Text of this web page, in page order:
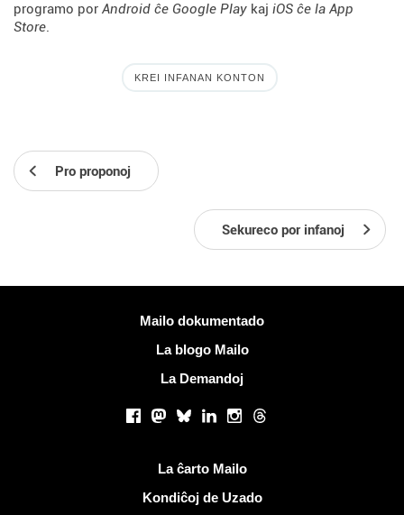
programo por Android ĉe Google Play kaj iOS ĉe la App
Store.
KREI INFANAN KONTON
Pro proponoj
Sekureco por infanoj
Mailo dokumentado
La blogo Mailo
La Demandoj
Facebook
Mastodon
BlueskyLinkedInInstagram
Threads
La ĉarto Mailo
Kondiĉoj de Uzado